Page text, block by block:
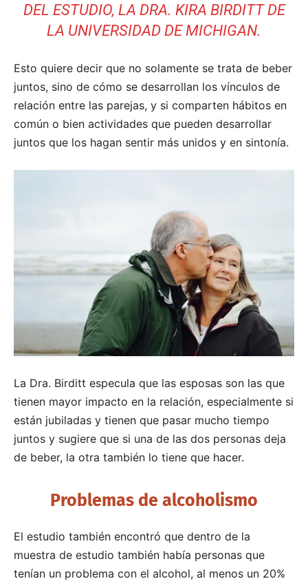
DEL ESTUDIO, LA DRA. KIRA BIRDITT DE
LA UNIVERSIDAD DE MICHIGAN.
Esto quiere decir que no solamente se trata de beber
juntos, sino de cómo se desarrollan los vínculos de
relación entre las parejas, y si comparten hábitos en
común o bien actividades que pueden desarrollar
juntos que los hagan sentir más unidos y en sintonía.
La Dra. Birditt especula que las esposas son las que
tienen mayor impacto en la relación, especialmente si
están jubiladas y tienen que pasar mucho tiempo
juntos y sugiere que si una de las dos personas deja
de beber, la otra también lo tiene que hacer.
Problemas de alcoholismo
El estudio también encontró que dentro de la
muestra de estudio también había personas que
tenían un problema con el alcohol, al menos un 20%